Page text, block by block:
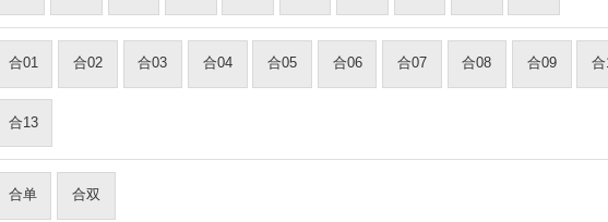
合01 合02 合03 合04 合05 合06 合07 合08 合09
合13
合单 合双